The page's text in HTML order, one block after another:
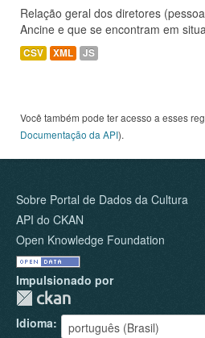
Relação geral dos diretores
Ancine e que se encontram em
CSV XML JS
Você também pode ter acesso a esses
Documentação da API).
Sobre Portal de Dados da Cultura
API do CKAN
Open Knowledge Foundation
Impulsionado por
Idioma